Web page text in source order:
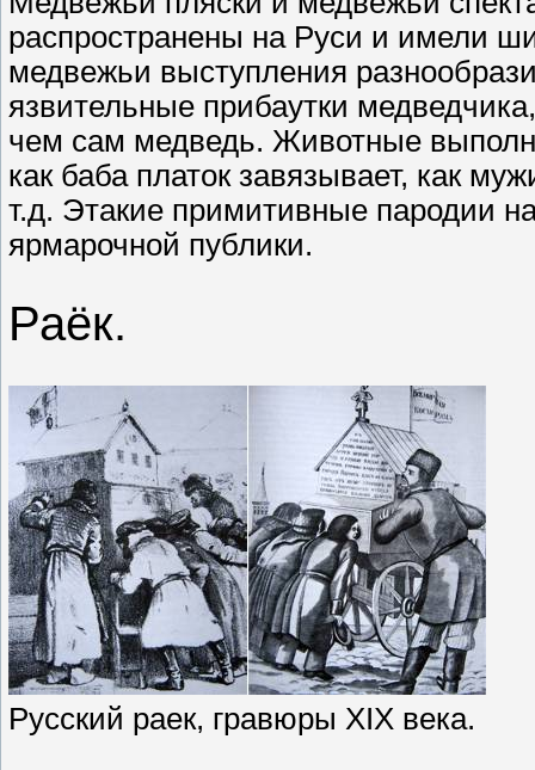
распространены на Руси и имели
медвежьи выступления
язвительные прибаутки
чем сам медведь. Животные
как баба платок завязывает, как
т.д. Этакие примитивные пародии
ярмарочной публики.
Раёк.
Русский раек, гравюры XIX века.